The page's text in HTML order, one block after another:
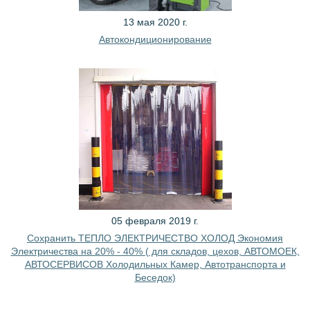
13 мая 2020 г.
Автокондиционирование
05 февраля 2019 г.
Сохранить ТЕПЛО ЭЛЕКТРИЧЕСТВО ХОЛОД Экономия
Электричества на 20% - 40% ( для складов, цехов, АВТОМОЕК,
АВТОСЕРВИСОВ Холодильных Камер, Автотранспорта и
Беседок)